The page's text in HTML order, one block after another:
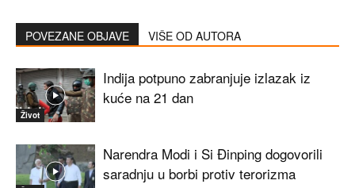
POVEZANE OBJAVE VIŠE OD AUTORA
Život
Indija potpuno zabranjuje izlazak iz
kuće na 21 dan
Narendra Modi i Si Đinping dogovorili
saradnju u borbi protiv terorizma